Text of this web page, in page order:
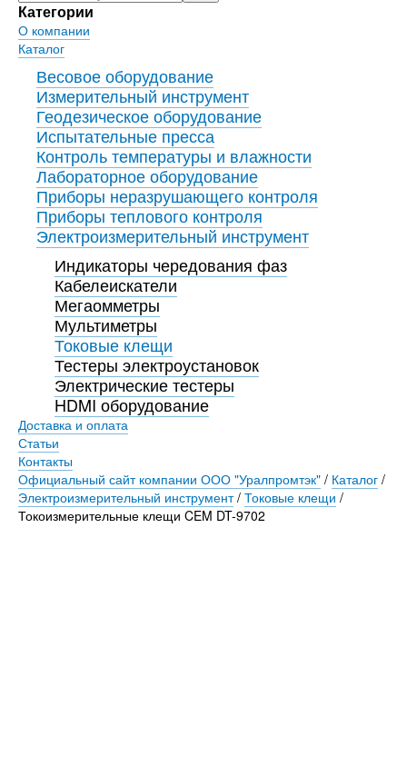
Категории
О компании
Каталог
Весовое оборудование
Измерительный инструмент
Геодезическое оборудование
Испытательные пресса
Контроль температуры и влажности
Лабораторное оборудование
Приборы неразрушающего контроля
Приборы теплового контроля
Электроизмерительный инструмент
Индикаторы чередования фаз
Кабелеискатели
Мегаомметры
Мультиметры
Токовые клещи
Тестеры электроустановок
Электрические тестеры
HDMI оборудование
Доставка и оплата
Статьи
Контакты
Официальный сайт компании ООО "Уралпромтэк" / Каталог /
Электроизмерительный инструмент/ Токовые клещи /
Токоизмерительные клещи CEM DT-9702